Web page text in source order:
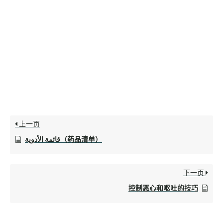
上一页
قائمة الأدوية（药品清单）
下一页
控制恶心和呕吐的技巧